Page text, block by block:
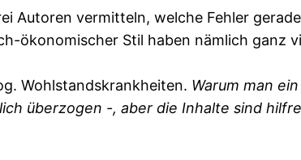
Autoren vermitteln, welche Fehler
ökonomischer Stil haben nämlich ganz
Wohlstandskrankheiten. Warum man
überzogen -, aber die Inhalte sind